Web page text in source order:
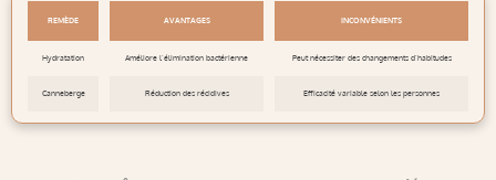
REMÈDE AVANTAGES INCONVÉNIENTS
Hydratation Améliore l’élimination bactérienne Peut nécessiter des changements d’habitudes
Canneberge Réduction des récidives Efficacité variable selon les personnes